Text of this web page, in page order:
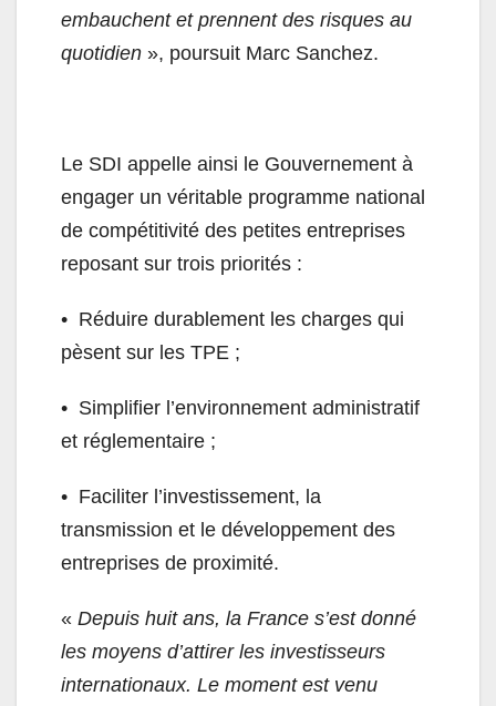
embauchent et prennent des risques au
quotidien », poursuit Marc Sanchez.
Le SDI appelle ainsi le Gouvernement à
engager un véritable programme national
de compétitivité des petites entreprises
reposant sur trois priorités :
•⁠ ⁠Réduire durablement les charges qui
pèsent sur les TPE ;
•⁠ ⁠Simplifier l’environnement administratif
et réglementaire ;
•⁠ ⁠Faciliter l’investissement, la
transmission et le développement des
entreprises de proximité.
« Depuis huit ans, la France s’est donné
les moyens d’attirer les investisseurs
internationaux. Le moment est venu